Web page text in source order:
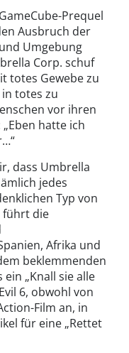
Prequel
Ausbruch der
Umgebung
Corp. schuf
totes Gewebe zu
totes zu
vor ihren
hatte ich
dass Umbrella
jedes
Typ von
führt die
Afrika und
beklemmenden
„Knall sie alle
6, obwohl von
Film an, in
für eine „Rettet